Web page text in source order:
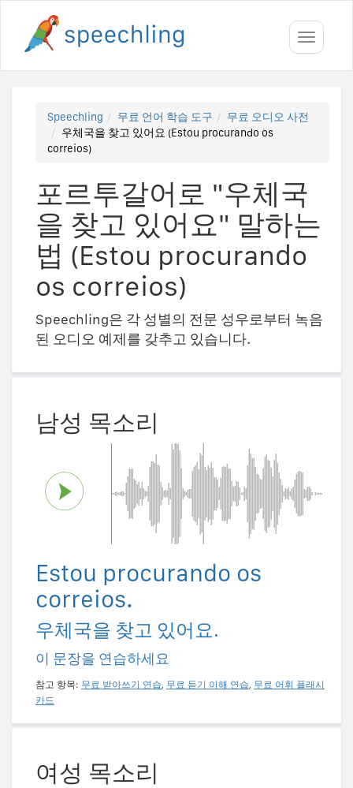
Toggle
Speechling 무료 언어 학습 도구
무료 오디오 사전
우체국을 찾고 있어요 (Estou procurando os
correios)
포르투갈어로 "우체국
을 찾고 있어요" 말하는
법 (Estou procurando
os correios)
Speechling은 각 성별의 전문 성우로부터 녹음
된 오디오 예제를 갖추고 있습니다.
남성 목소리
Estou procurando os
correios.
우체국을 찾고 있어요.
이 문장을 연습하세요
참고 항목: 무료 받아쓰기 연습, 무료 듣기 이해 연습, 무료 어휘 플래시
카드
여성 목소리